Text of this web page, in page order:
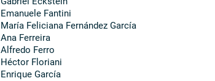
Emanuele Fantini
María Feliciana Fernández García
Ana Ferreira
Alfredo Ferro
Héctor Floriani
Enrique García